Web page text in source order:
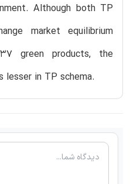
Although both TP
market equilibrium
green products, the
lesser in TP schema.